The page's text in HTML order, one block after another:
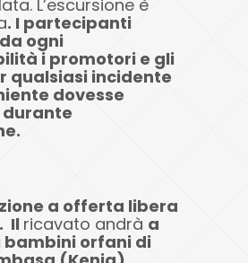
L’escursione è
. I partecipanti
ogni
i promotori e gli
qualsiasi incidente
dovesse
a offerta libera
Il ricavato andrà a
bambini orfani di